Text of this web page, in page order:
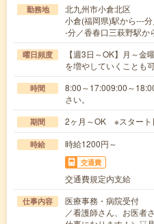
勤務地
北九州市小倉北区
小倉(福岡県)駅から---
-分／香春口三萩野駅か
曜日頻度
【週3日～OK】月～金
を増やしていくことも
時間
8:00～17:009:00～
さい。
期間 2ヶ月～OK ※スタート
時給 時給1200円～
交通費
交通費規定内支給
仕事内容
医療事務・病院受付
／看護師さん、お医者